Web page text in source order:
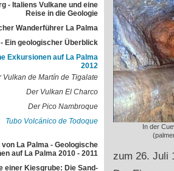
- Italiens Vulkane und eine
Reise in die Geologie
Wanderführer La Palma
Ein geologischer Überblick
Exkursionen auf La Palma
2012
Vulkan de Martín de Tigalate
Der Vulkan El Charco
Der Pico Nambroque
Tubo Volcánico de Todoque
von La Palma - Geologische
auf La Palma 2010 - 2011
einer Kiesgrube: Die Sand-
In der
zum 26. Juli